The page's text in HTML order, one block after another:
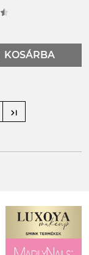
KOSÁRBA
last_page